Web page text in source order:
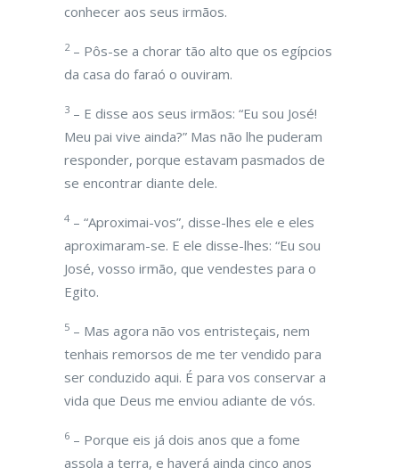
conhecer aos seus irmãos.
2– Pôs-se a chorar tão alto que os egípcios
da casa do faraó o ouviram.
3 – E disse aos seus irmãos: “Eu sou José!
Meu pai vive ainda?” Mas não lhe puderam
responder, porque estavam pasmados de
se encontrar diante dele.
4 – “Aproximai-vos”, disse-lhes ele e eles
aproximaram-se. E ele disse-lhes: “Eu sou
José, vosso irmão, que vendestes para o
Egito.
5 – Mas agora não vos entristeçais, nem
tenhais remorsos de me ter vendido para
ser conduzido aqui. É para vos conservar a
vida que Deus me enviou adiante de vós.
6 – Porque eis já dois anos que a fome
assola a terra, e haverá ainda cinco anos